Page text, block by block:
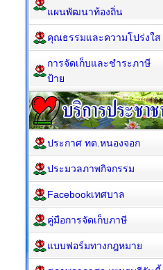
แผนพัฒนาท้องถิ่น
คุณธรรมและความโปร่งใส
การจัดเก็บและชำระภาษี
ป้าย
ประกาศ ทต.หนองจอก
ประมวลภาพกิจกรรม
Facebookเทศบาล
คู่มือการจัดเก็บภาษี
แบบฟอร์มทางกฎหมาย